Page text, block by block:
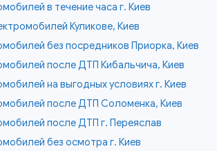
в течение часа г. Киев
Куликове, Киев
без посредников Приорка, Киев
после ДТП Кибальчича, Киев
на выгодных условиях г. Киев
после ДТП Соломенка, Киев
после ДТП г. Переяслав
без осмотра г. Киев